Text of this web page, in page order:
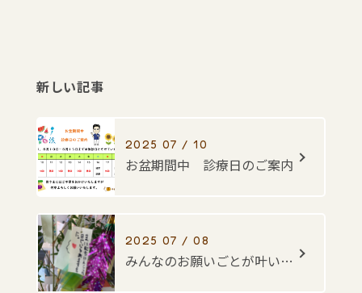
新しい記事
2025 07 / 10
お盆期間中 診療日のご案内
2025 07 / 08
みんなのお願いごとが叶いますように・・・☆彡